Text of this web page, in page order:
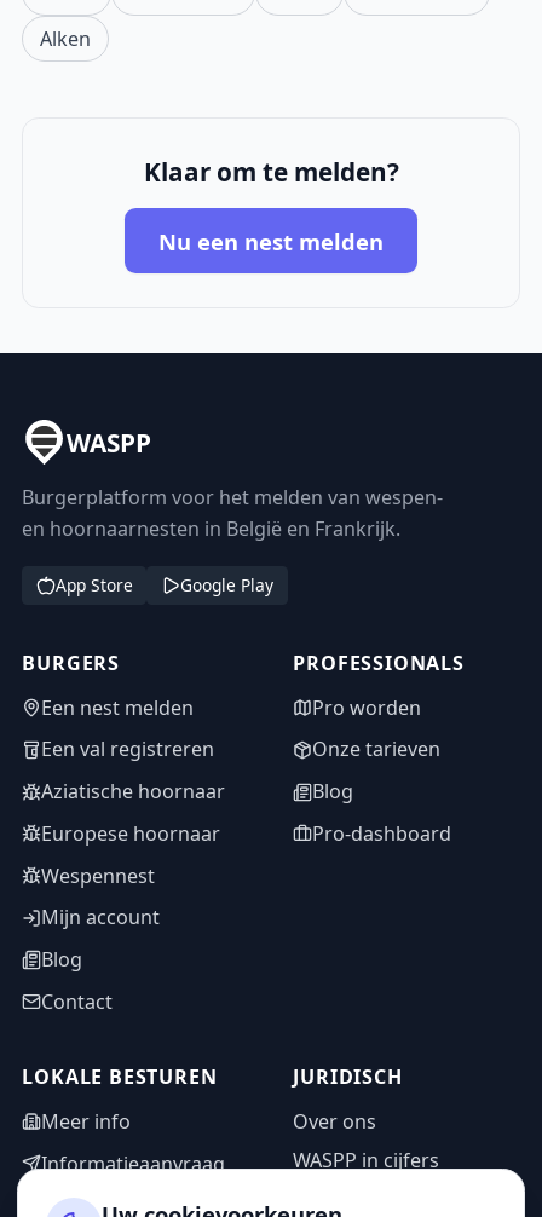
Alken
Klaar om te melden?
Nu een nest melden
WASPP
Burgerplatform voor het melden van wespen-
en hoornaarnesten in België en Frankrijk.
App Store Google Play
BURGERS
Een nest melden
Een val registreren
Aziatische hoornaar
Europese hoornaar
Wespennest
Mijn account
Blog
Contact
PROFESSIONALS
Pro worden
Onze tarieven
Blog
Pro-dashboard
LOKALE BESTUREN
Meer info
Informatieaanvraag
Adminzone
JURIDISCH
Over ons
WASPP in cijfers